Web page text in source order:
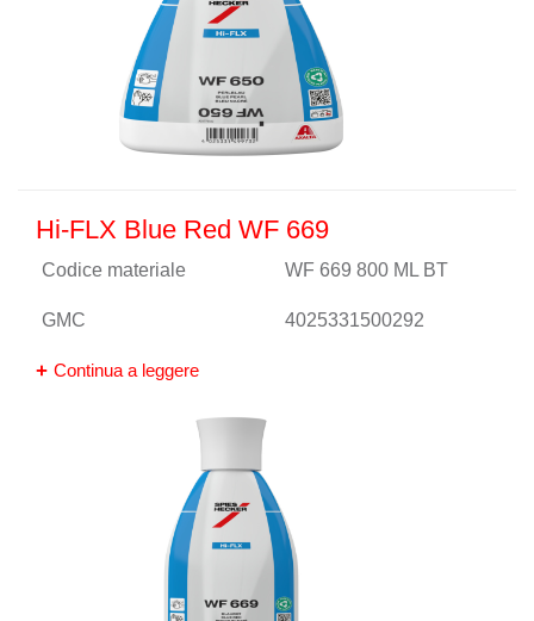
Hi-FLX Blue Red WF 669
Codice materiale WF 669 800 ML BT
GMC 4025331500292
Continua a leggere